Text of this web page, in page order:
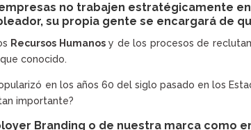
no trabajen estratégicamente
su propia gente se encargará de
Recursos Humanosy de los procesos de
conocido.
en los años 60 del siglo pasado en los
importante?
Branding o de nuestra marca como